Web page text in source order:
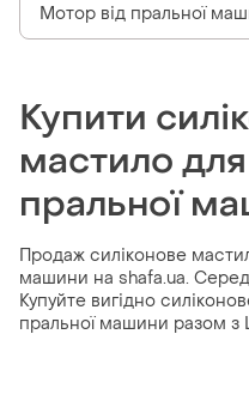
Мотор від пральної
Купити
мастило
пральної
Продаж силіконове
машини на shafa.ua.
Купуйте вигідно
пральної машини разом